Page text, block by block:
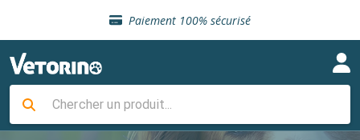
Paiement 100% sécurisé
Livraison gratuite en clinique vétérinaire
Sélection de croquettes vétérinaire
Livraison gratuite en clinique vétérinaire
Retour gratuit en clinique